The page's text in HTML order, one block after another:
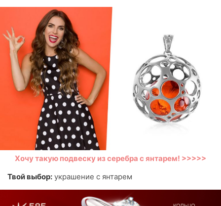
Хочу такую подвеску из серебра с янтарем! >>>>>
Твой выбор: украшение с янтарем